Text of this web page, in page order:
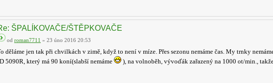
ŠPALÍKOVAČE/ŠTĚPKOVAČE
od roman7711 » 23 úno 2016 20:53
děláme jen tak při chvilkách v zimě, když to není v míze. Přes sezonu nemáme čas. My trnky
5090R, který má 90 koní(slabší nemáme
), na volnoběh, vývoďák zařazený na 1000 ot/min.,